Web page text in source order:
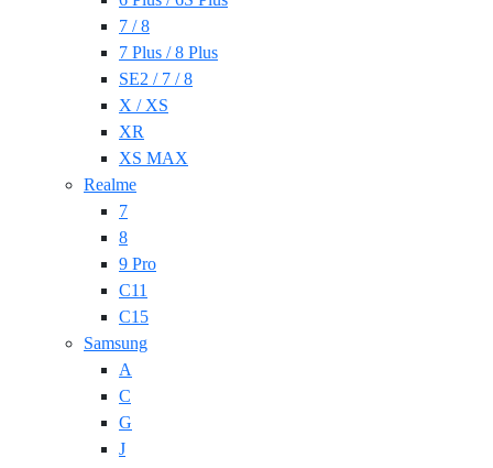
7 / 8
7 Plus / 8 Plus
SE2 / 7 / 8
X / XS
XR
XS MAX
Realme
7
8
9 Pro
C11
C15
Samsung
A
C
G
J